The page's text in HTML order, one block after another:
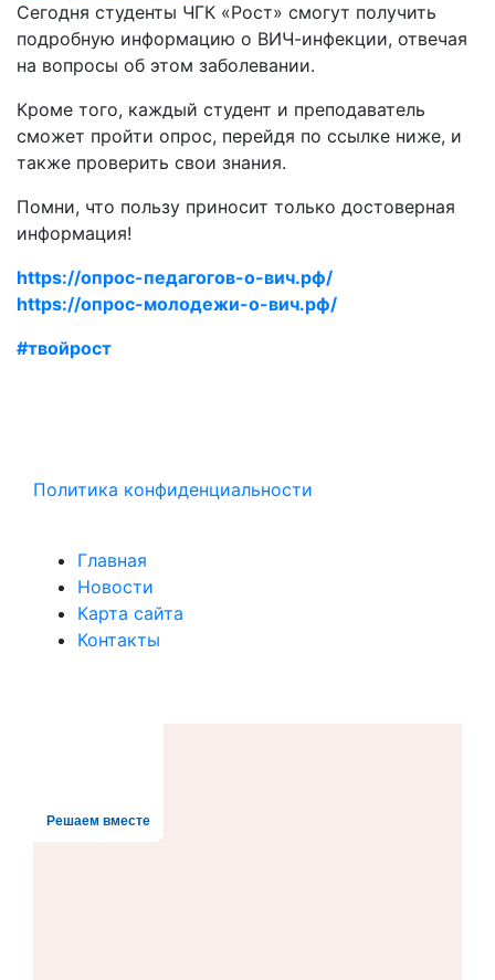
Сегодня студенты ЧГК «Рост» смогут получить
подробную информацию о ВИЧ-инфекции, отвечая
на вопросы об этом заболевании.
Кроме того, каждый студент и преподаватель
сможет пройти опрос, перейдя по ссылке ниже, и
также проверить свои знания.
Помни, что пользу приносит только достоверная
информация!
https://опрос-педагогов-о-вич.рф/
https://опрос-молодежи-о-вич.рф/
#твойрост
Политика конфиденциальности
Главная
Новости
Карта сайта
Контакты
Решаем вместе